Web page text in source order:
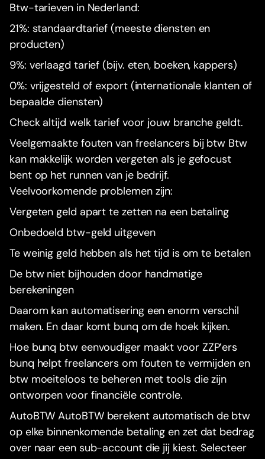
Btw-tarieven in Nederland:
21%: standaardtarief (meeste diensten en
producten)
9%: verlaagd tarief (bijv. eten, boeken, kappers)
0%: vrijgesteld of export (internationale klanten of
bepaalde diensten)
Check altijd welk tarief voor jouw branche geldt.
Veelgemaakte fouten van freelancers bij btw Btw
kan makkelijk worden vergeten als je gefocust
bent op het runnen van je bedrijf.
Veelvoorkomende problemen zijn:
Vergeten geld apart te zetten na een betaling
Onbedoeld btw-geld uitgeven
Te weinig geld hebben als het tijd is om te betalen
De btw niet bijhouden door handmatige
berekeningen
Daarom kan automatisering een enorm verschil
maken. En daar komt bunq om de hoek kijken.
Hoe bunq btw eenvoudiger maakt voor ZZP’ers
bunq helpt freelancers om fouten te vermijden en
btw moeiteloos te beheren met tools die zijn
ontworpen voor financiële controle.
AutoBTW AutoBTW berekent automatisch de btw
op elke binnenkomende betaling en zet dat bedrag
over naar een sub-account die jij kiest. Selecteer